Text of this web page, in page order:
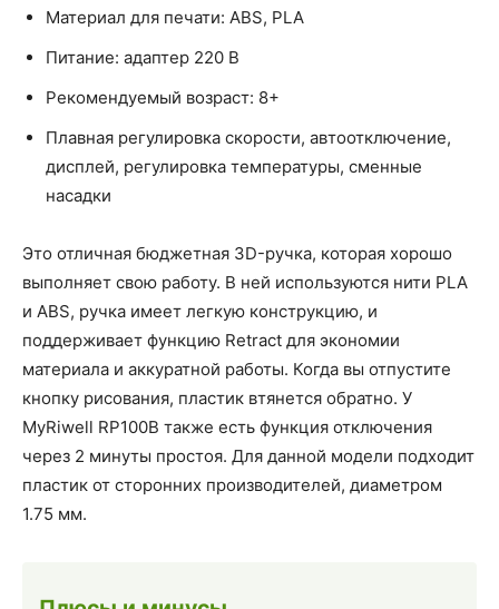
Материал для печати: ABS, PLA
Питание: адаптер 220 В
Рекомендуемый возраст: 8+
Плавная регулировка скорости, автоотключение,
дисплей, регулировка температуры, сменные
насадки
Это отличная бюджетная 3D-ручка, которая хорошо
выполняет свою работу. В ней используются нити PLA
и ABS, ручка имеет легкую конструкцию, и
поддерживает функцию Retract для экономии
материала и аккуратной работы. Когда вы отпустите
кнопку рисования, пластик втянется обратно. У
MyRiwell RP100B также есть функция отключения
через 2 минуты простоя. Для данной модели подходит
пластик от сторонних производителей, диаметром
1.75 мм.